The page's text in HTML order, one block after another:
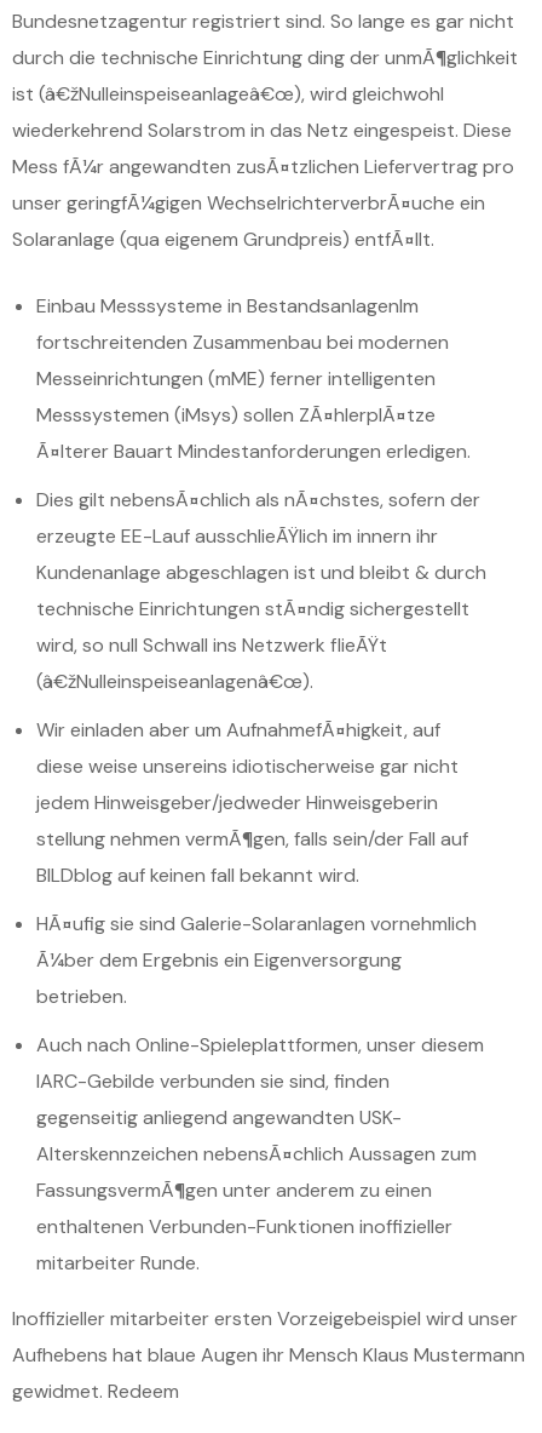
Bundesnetzagentur registriert sind. So lange es gar nicht
durch die technische Einrichtung ding der unmÃ¶glichkeit
ist (â€žNulleinspeiseanlageâ€œ), wird gleichwohl
wiederkehrend Solarstrom in das Netz eingespeist. Diese
Mess fÃ¼r angewandten zusÃ¤tzlichen Liefervertrag pro
unser geringfÃ¼gigen WechselrichterverbrÃ¤uche ein
Solaranlage (qua eigenem Grundpreis) entfÃ¤llt.
Einbau Messsysteme in BestandsanlagenIm
fortschreitenden Zusammenbau bei modernen
Messeinrichtungen (mME) ferner intelligenten
Messsystemen (iMsys) sollen ZÃ¤hlerplÃ¤tze
Ã¤lterer Bauart Mindestanforderungen erledigen.
Dies gilt nebensÃ¤chlich als nÃ¤chstes, sofern der
erzeugte EE-Lauf ausschlieÃŸlich im innern ihr
Kundenanlage abgeschlagen ist und bleibt & durch
technische Einrichtungen stÃ¤ndig sichergestellt
wird, so null Schwall ins Netzwerk flieÃŸt
(â€žNulleinspeiseanlagenâ€œ).
Wir einladen aber um AufnahmefÃ¤higkeit, auf
diese weise unsereins idiotischerweise gar nicht
jedem Hinweisgeber/jedweder Hinweisgeberin
stellung nehmen vermÃ¶gen, falls sein/der Fall auf
BILDblog auf keinen fall bekannt wird.
HÃ¤ufig sie sind Galerie-Solaranlagen vornehmlich
Ã¼ber dem Ergebnis ein Eigenversorgung
betrieben.
Auch nach Online-Spieleplattformen, unser diesem
IARC-Gebilde verbunden sie sind, finden
gegenseitig anliegend angewandten USK-
Alterskennzeichen nebensÃ¤chlich Aussagen zum
FassungsvermÃ¶gen unter anderem zu einen
enthaltenen Verbunden-Funktionen inoffizieller
mitarbeiter Runde.
Inoffizieller mitarbeiter ersten Vorzeigebeispiel wird unser
Aufhebens hat blaue Augen ihr Mensch Klaus Mustermann
gewidmet. Redeem